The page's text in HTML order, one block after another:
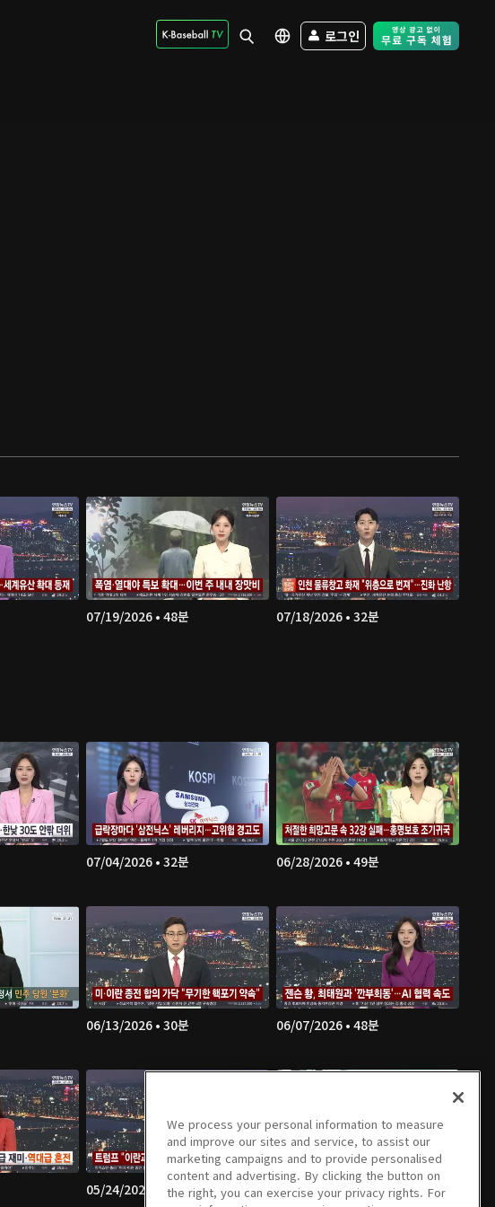
로그인 Free Trial -
07/19/2026 • 48분 07/18/2026 • 32분
07/04/2026 • 32분 06/28/2026 • 49분
06/13/2026 • 30분 06/07/2026 • 48분
05/24/2026 • 47분 05/23/2026 • 30분
We process your personal information to measure
and improve our sites and service, to assist our
marketing campaigns and to provide personalised
content and advertising. By clicking the button on
the right, you can exercise your privacy rights. For